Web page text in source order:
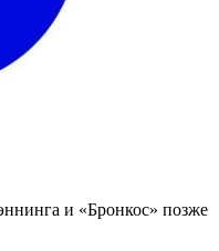
и «Бронкос» позже